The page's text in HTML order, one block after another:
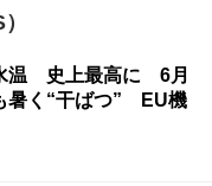
温 史上最高に 6月
暑く“干ばつ” EU機